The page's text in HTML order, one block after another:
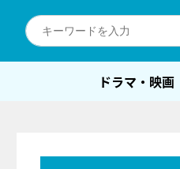
ドラマ・映画